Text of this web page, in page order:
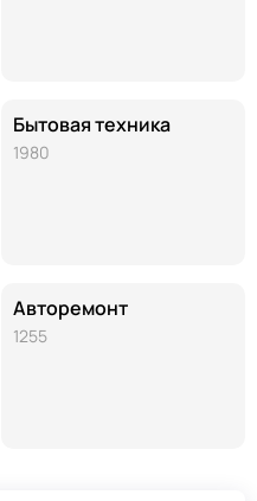
Бытовая техника
1980
Авторемонт
1255